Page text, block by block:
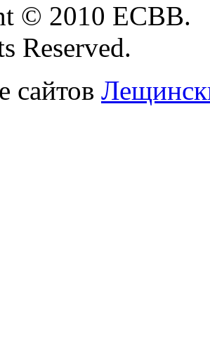
© 2010 ЕСВВ.
Reserved.
сайтов